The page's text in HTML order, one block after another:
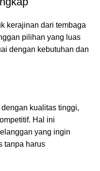
kerajinan dari tembaga
pilihan yang luas
dengan kebutuhan dan
kualitas tinggi,
Hal ini
yang ingin
tanpa harus